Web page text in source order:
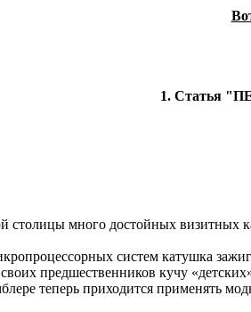
1. Статья
столицы много достойных визитных
систем катушка
предшественников кучу
теперь приходится применять